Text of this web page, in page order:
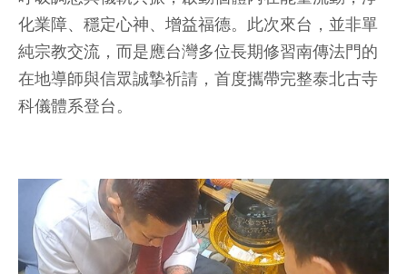
化業障、穩定心神、增益福德。此次來台，並非單
純宗教交流，而是應台灣多位長期修習南傳法門的
在地導師與信眾誠摯祈請，首度攜帶完整泰北古寺
科儀體系登台。